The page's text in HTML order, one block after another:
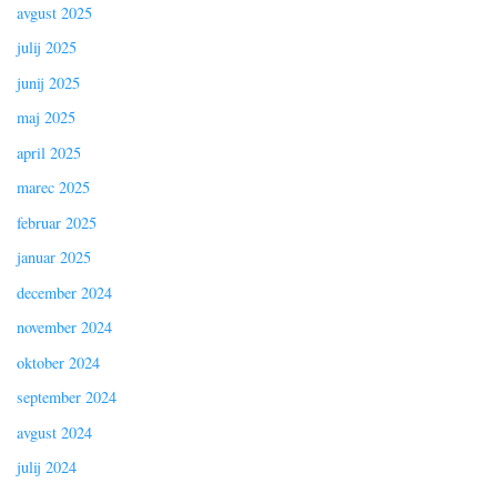
avgust 2025
julij 2025
junij 2025
maj 2025
april 2025
marec 2025
februar 2025
januar 2025
december 2024
november 2024
oktober 2024
september 2024
avgust 2024
julij 2024